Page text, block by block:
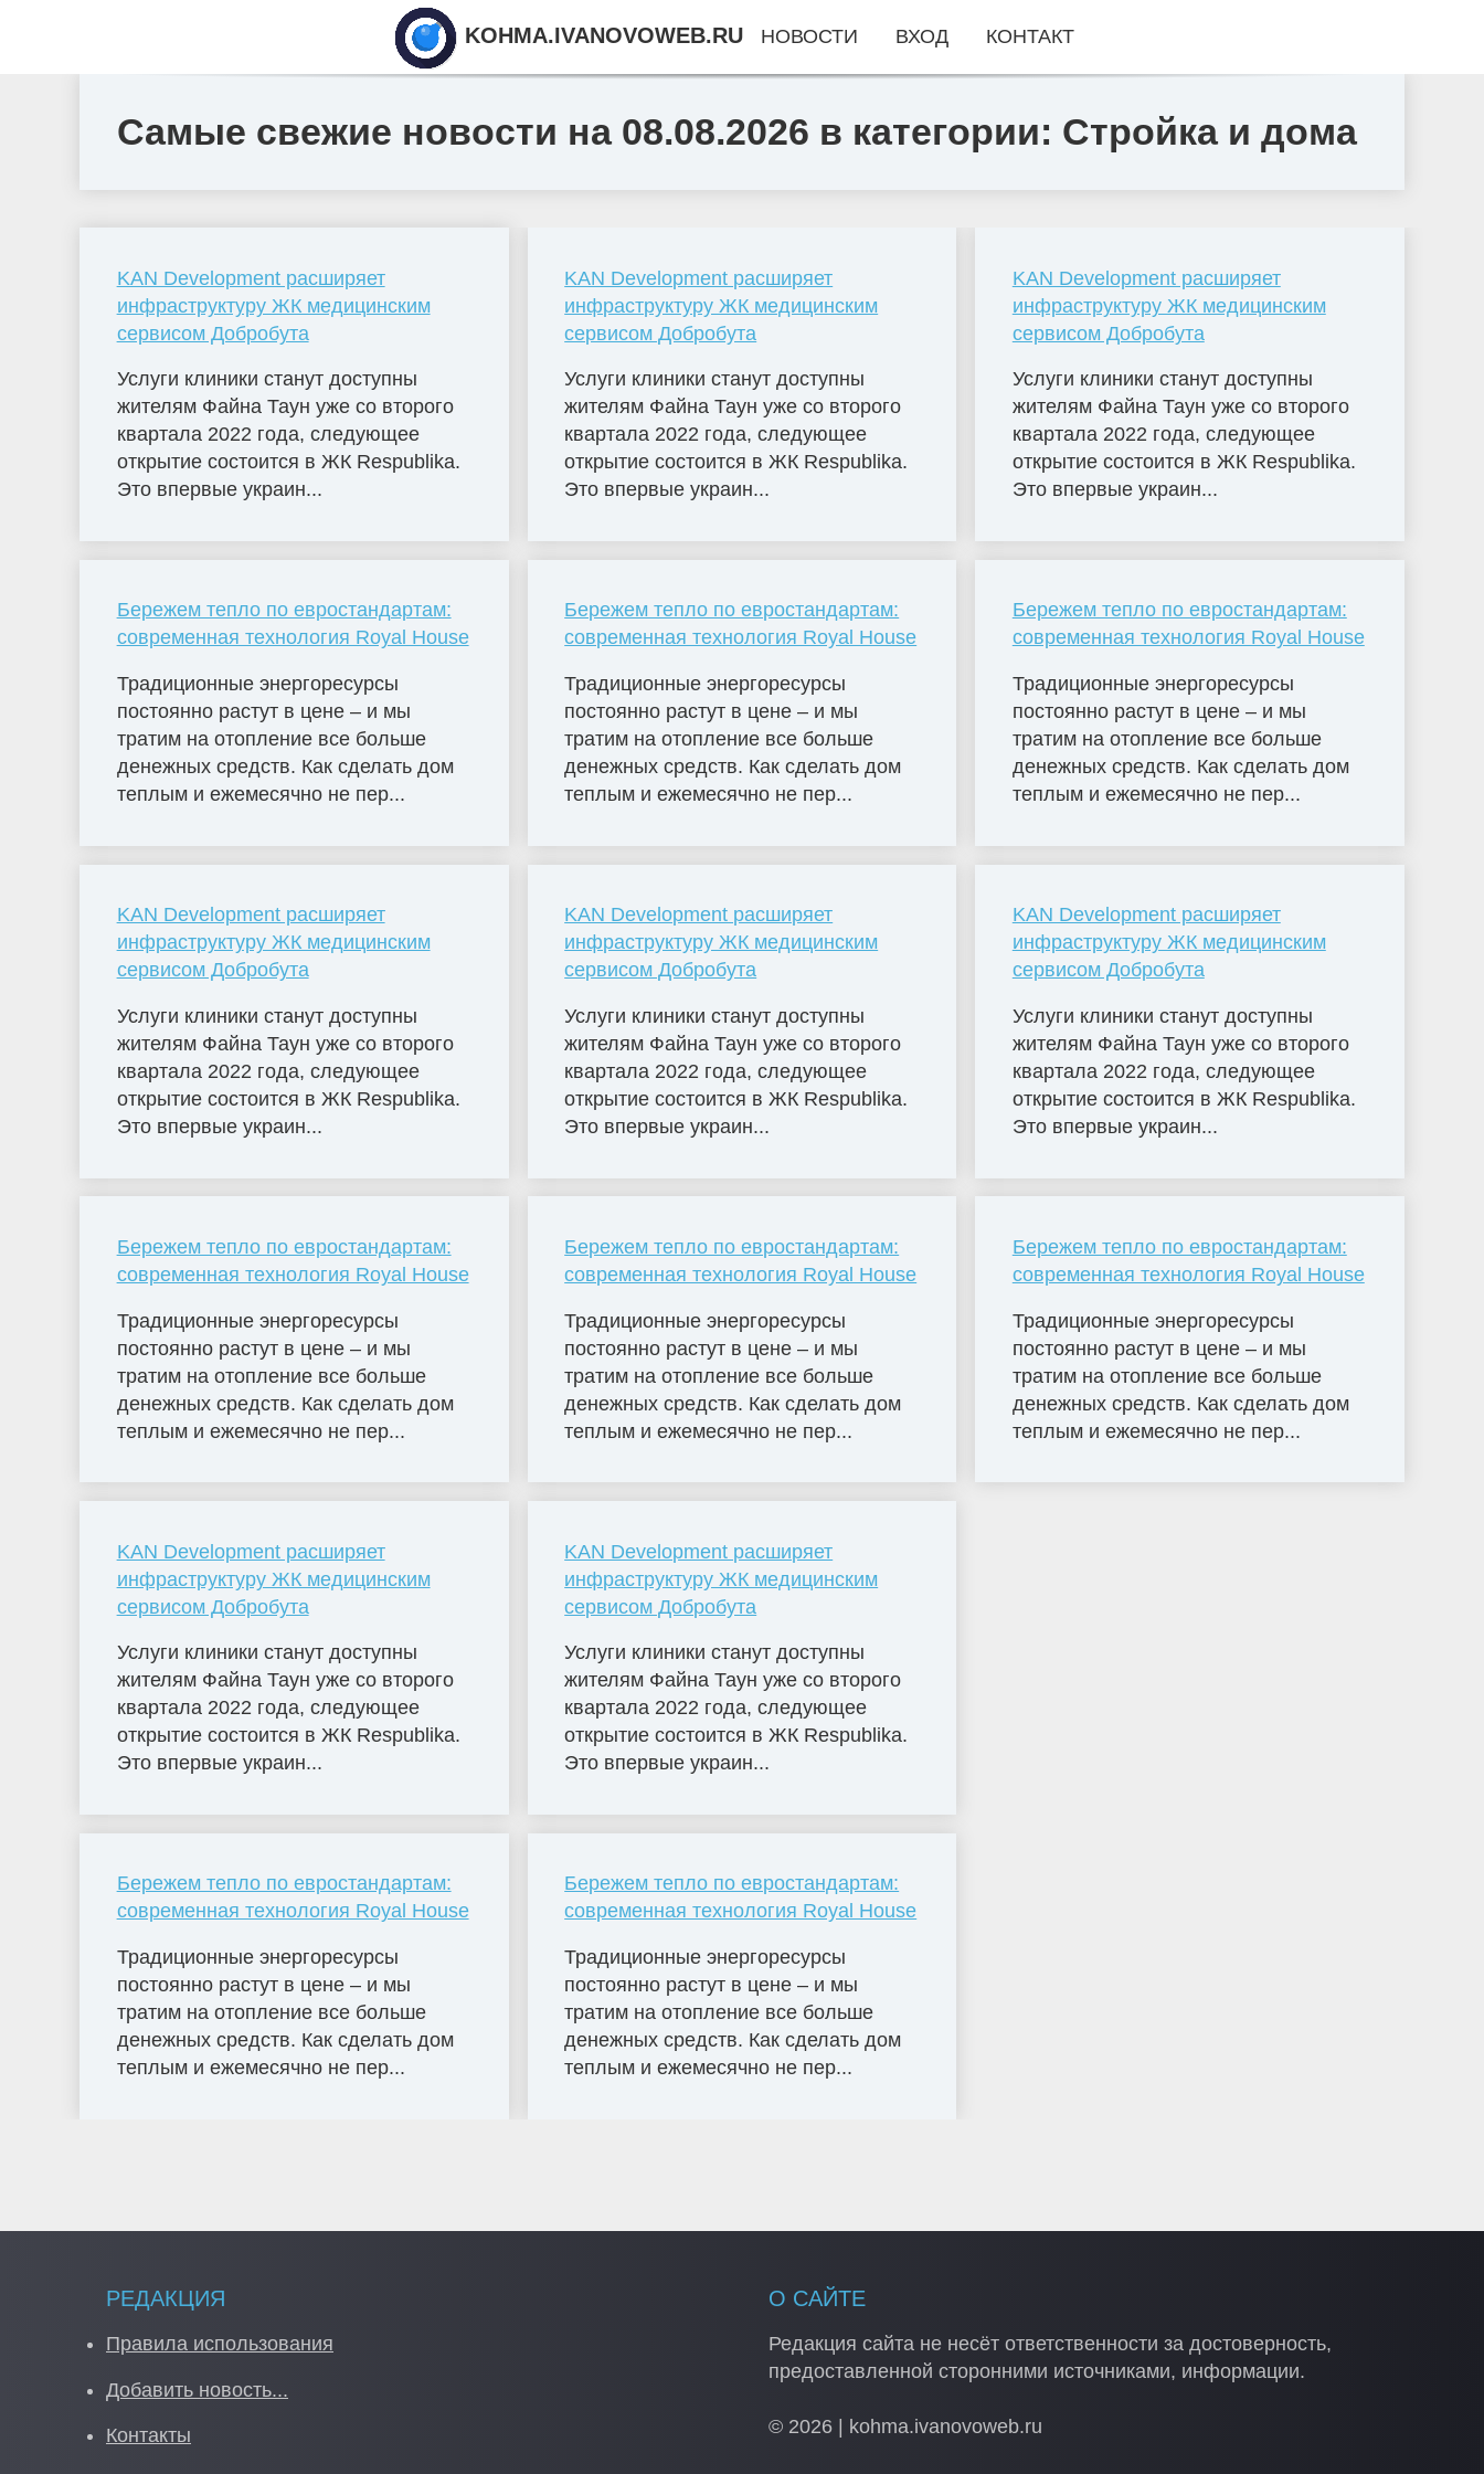
Самые свежие новости на 08.08.2026 в категории: Стройка и дома
KAN Development расширяет
инфраструктуру ЖК медицинским
сервисом Добробута
Услуги клиники станут доступны
жителям Файна Таун уже со второго
квартала 2022 года, следующее
открытие состоится в ЖК Respublika.
Это впервые украин...
Бережем тепло по евростандартам:
современная технология Royal House
Традиционные энергоресурсы
постоянно растут в цене – и мы
тратим на отопление все больше
денежных средств. Как сделать дом
теплым и ежемесячно не пер...
KAN Development расширяет
инфраструктуру ЖК медицинским
сервисом Добробута
Услуги клиники станут доступны
жителям Файна Таун уже со второго
квартала 2022 года, следующее
открытие состоится в ЖК Respublika.
Это впервые украин...
Бережем тепло по евростандартам:
современная технология Royal House
Традиционные энергоресурсы
постоянно растут в цене – и мы
тратим на отопление все больше
денежных средств. Как сделать дом
теплым и ежемесячно не пер...
KAN Development расширяет
инфраструктуру ЖК медицинским
сервисом Добробута
Услуги клиники станут доступны
жителям Файна Таун уже со второго
квартала 2022 года, следующее
открытие состоится в ЖК Respublika.
Это впервые украин...
Бережем тепло по евростандартам:
современная технология Royal House
Традиционные энергоресурсы
постоянно растут в цене – и мы
тратим на отопление все больше
денежных средств. Как сделать дом
теплым и ежемесячно не пер...
KAN Development расширяет
инфраструктуру ЖК медицинским
сервисом Добробута
Услуги клиники станут доступны
жителям Файна Таун уже со второго
квартала 2022 года, следующее
открытие состоится в ЖК Respublika.
Это впервые украин...
Бережем тепло по евростандартам:
современная технология Royal House
Традиционные энергоресурсы
постоянно растут в цене – и мы
тратим на отопление все больше
денежных средств. Как сделать дом
теплым и ежемесячно не пер...
KAN Development расширяет
инфраструктуру ЖК медицинским
сервисом Добробута
Услуги клиники станут доступны
жителям Файна Таун уже со второго
квартала 2022 года, следующее
открытие состоится в ЖК Respublika.
Это впервые украин...
Бережем тепло по евростандартам:
современная технология Royal House
Традиционные энергоресурсы
постоянно растут в цене – и мы
тратим на отопление все больше
денежных средств. Как сделать дом
теплым и ежемесячно не пер...
KAN Development расширяет
инфраструктуру ЖК медицинским
сервисом Добробута
Услуги клиники станут доступны
жителям Файна Таун уже со второго
квартала 2022 года, следующее
открытие состоится в ЖК Respublika.
Это впервые украин...
Бережем тепло по евростандартам:
современная технология Royal House
Традиционные энергоресурсы
постоянно растут в цене – и мы
тратим на отопление все больше
денежных средств. Как сделать дом
теплым и ежемесячно не пер...
KAN Development расширяет
инфраструктуру ЖК медицинским
сервисом Добробута
Услуги клиники станут доступны
жителям Файна Таун уже со второго
квартала 2022 года, следующее
открытие состоится в ЖК Respublika.
Это впервые украин...
Бережем тепло по евростандартам:
современная технология Royal House
Традиционные энергоресурсы
постоянно растут в цене – и мы
тратим на отопление все больше
денежных средств. Как сделать дом
теплым и ежемесячно не пер...
KAN Development расширяет
инфраструктуру ЖК медицинским
сервисом Добробута
Услуги клиники станут доступны
жителям Файна Таун уже со второго
квартала 2022 года, следующее
открытие состоится в ЖК Respublika.
Это впервые украин...
Бережем тепло по евростандартам:
современная технология Royal House
Традиционные энергоресурсы
постоянно растут в цене – и мы
тратим на отопление все больше
денежных средств. Как сделать дом
теплым и ежемесячно не пер...
KOHMA.IVANOVOWEB.RU НОВОСТИ ВХОД КОНТАКТ
РЕДАКЦИЯ
Правила использования
Добавить новость...
Контакты
О САЙТЕ
Редакция сайта не несёт ответственности за достоверность,
предоставленной сторонними источниками, информации.
© 2026 | kohma.ivanovoweb.ru